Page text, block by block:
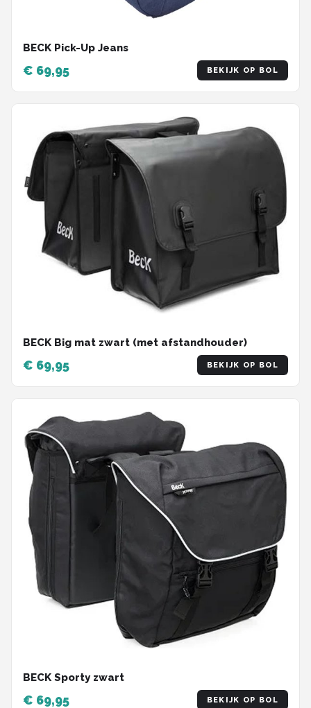
BECK Pick-Up Jeans
€ 69,95 BEKIJK OP BOL
BECK Big mat zwart (met afstandhouder)
€ 69,95 BEKIJK OP BOL
BECK Sporty zwart
€ 69,95 BEKIJK OP BOL